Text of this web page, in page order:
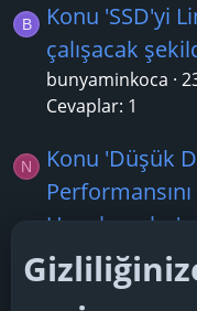
B
Konu 'SSD'yi
çalışacak
bunyaminkoca
Cevaplar: 1
N
Konu 'Düşük
Uygulamalar'
navigatio 12
Cevaplar: 2